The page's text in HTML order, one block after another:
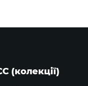
(колекції)